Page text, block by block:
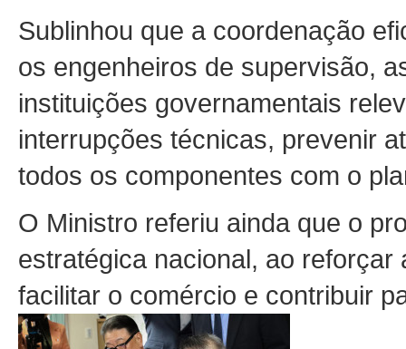
Sublinhou que a coordenação
os engenheiros de supervisão,
instituições governamentais
interrupções técnicas, prevenir
todos os componentes com o
O Ministro referiu ainda que o
estratégica nacional, ao
facilitar o comércio e contribuir